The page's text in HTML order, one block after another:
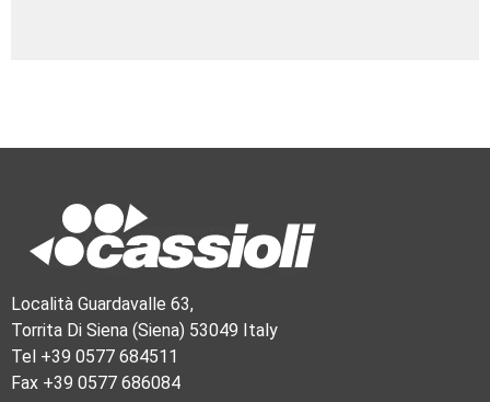
Località Guardavalle 63,
Torrita Di Siena (Siena) 53049 Italy
Tel +39 0577 684511
Fax +39 0577 686084